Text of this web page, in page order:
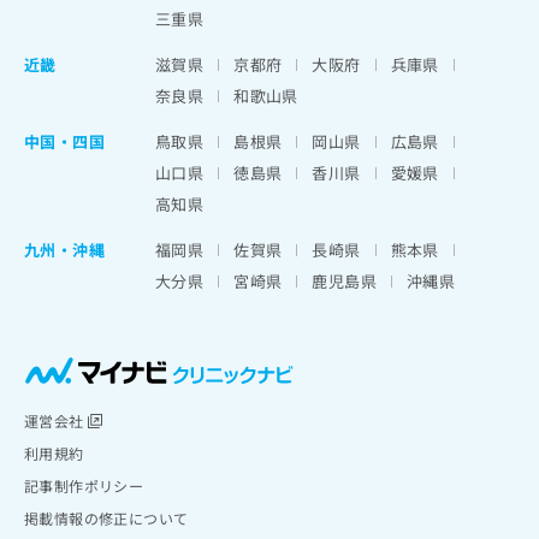
三重県
近畿
滋賀県 京都府 大阪府
兵庫県
奈良県
和歌山県
中国・四国
鳥取県 島根県 岡山県
広島県
山口県
徳島県 香川県
愛媛県
高知県
九州・沖縄
福岡県 佐賀県 長崎県
熊本県
大分県
宮崎県 鹿児島県 沖縄県
運営会社
利用規約
記事制作ポリシー
掲載情報の修正について